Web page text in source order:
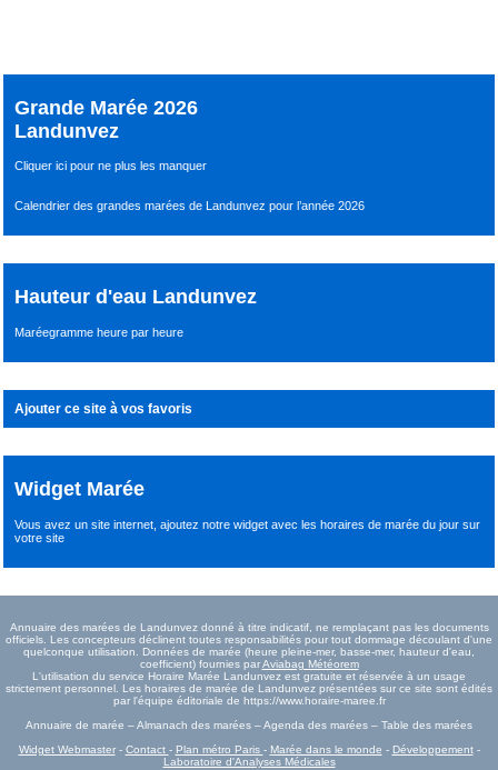
Grande Marée 2026
Landunvez
Cliquer ici pour ne plus les manquer
Calendrier des grandes marées de Landunvez pour l’année 2026
Hauteur d'eau Landunvez
Maréegramme heure par heure
Ajouter ce site à vos favoris
Widget Marée
Vous avez un site internet,ajoutez notre widget avec les horaires de marée du joursur
votre site
Annuaire des marées de Landunvez donné à titre indicatif, ne remplaçant pas les documents
officiels. Les concepteurs déclinent toutes responsabilités pour tout dommage découlant d'une
quelconque utilisation. Données de marée (heure pleine-mer, basse-mer, hauteur d'eau,
coefficient) fournies parAviabag Météorem
L'utilisation du service Horaire Marée Landunvez est gratuite et réservée à un usage
strictement personnel. Les horaires de marée de Landunvez présentées sur ce site sont édités
par l'équipe éditoriale de https://www.horaire-maree.fr
Annuaire de marée – Almanach des marées – Agenda des marées – Table des marées
Widget Webmaster- Contact - Plan métro Paris - Marée dans le monde - Développement-
Laboratoire d'Analyses Médicales